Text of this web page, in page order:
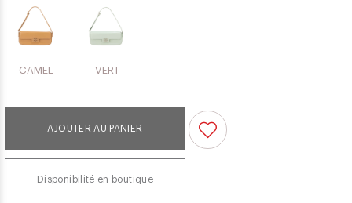
CAMEL VERT
AJOUTER AU PANIER
Disponibilité en boutique